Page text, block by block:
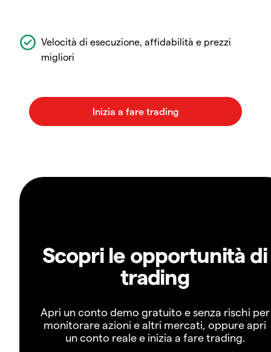
Velocità di esecuzione, affidabilità e prezzi
migliori
Scopri le opportunità di
trading
Apri un conto demo gratuito e senza rischi per
monitorare azioni e altri mercati, oppure apri
un conto reale e inizia a fare trading.